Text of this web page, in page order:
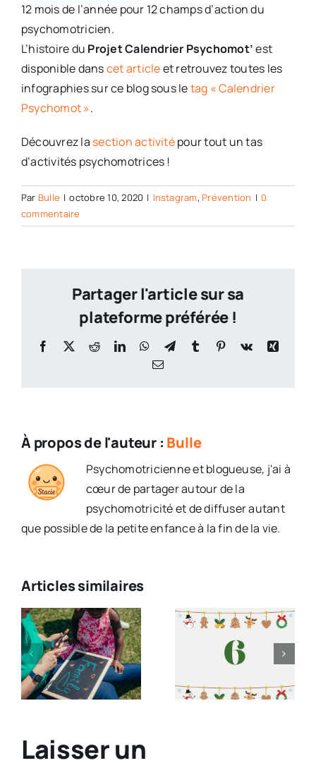
12 mois de l’année pour 12 champs d’action du
psychomotricien.
L’histoire du Projet Calendrier Psychomot’est
disponible danscet articleet retrouvez toutes les
infographies sur ce blog sous letag « Calendrier
Psychomot ».
Découvrez la section activitépour tout un tas
d’activités psychomotrices !
Par Bulle | octobre 10, 2020 | Instagram, Prévention | 0
commentaire
Partager l'article sur sa
plateforme préférée !
Facebook
X RedditLinkedInWhatsApp
TelegramTumblr Pinterest
Vk
Xing
Email
À propos de l'auteur : Bulle
Psychomotricienne et blogueuse, j'ai à
cœur de partager autour de la
psychomotricité et de diffuser autant
que possible de la petite enfance à la fin de la vie.
Articles similaires
Défi : Grand
Dessin…
Avec un
Feutre dans
Piper et la
confiance
en soi
Laisser un